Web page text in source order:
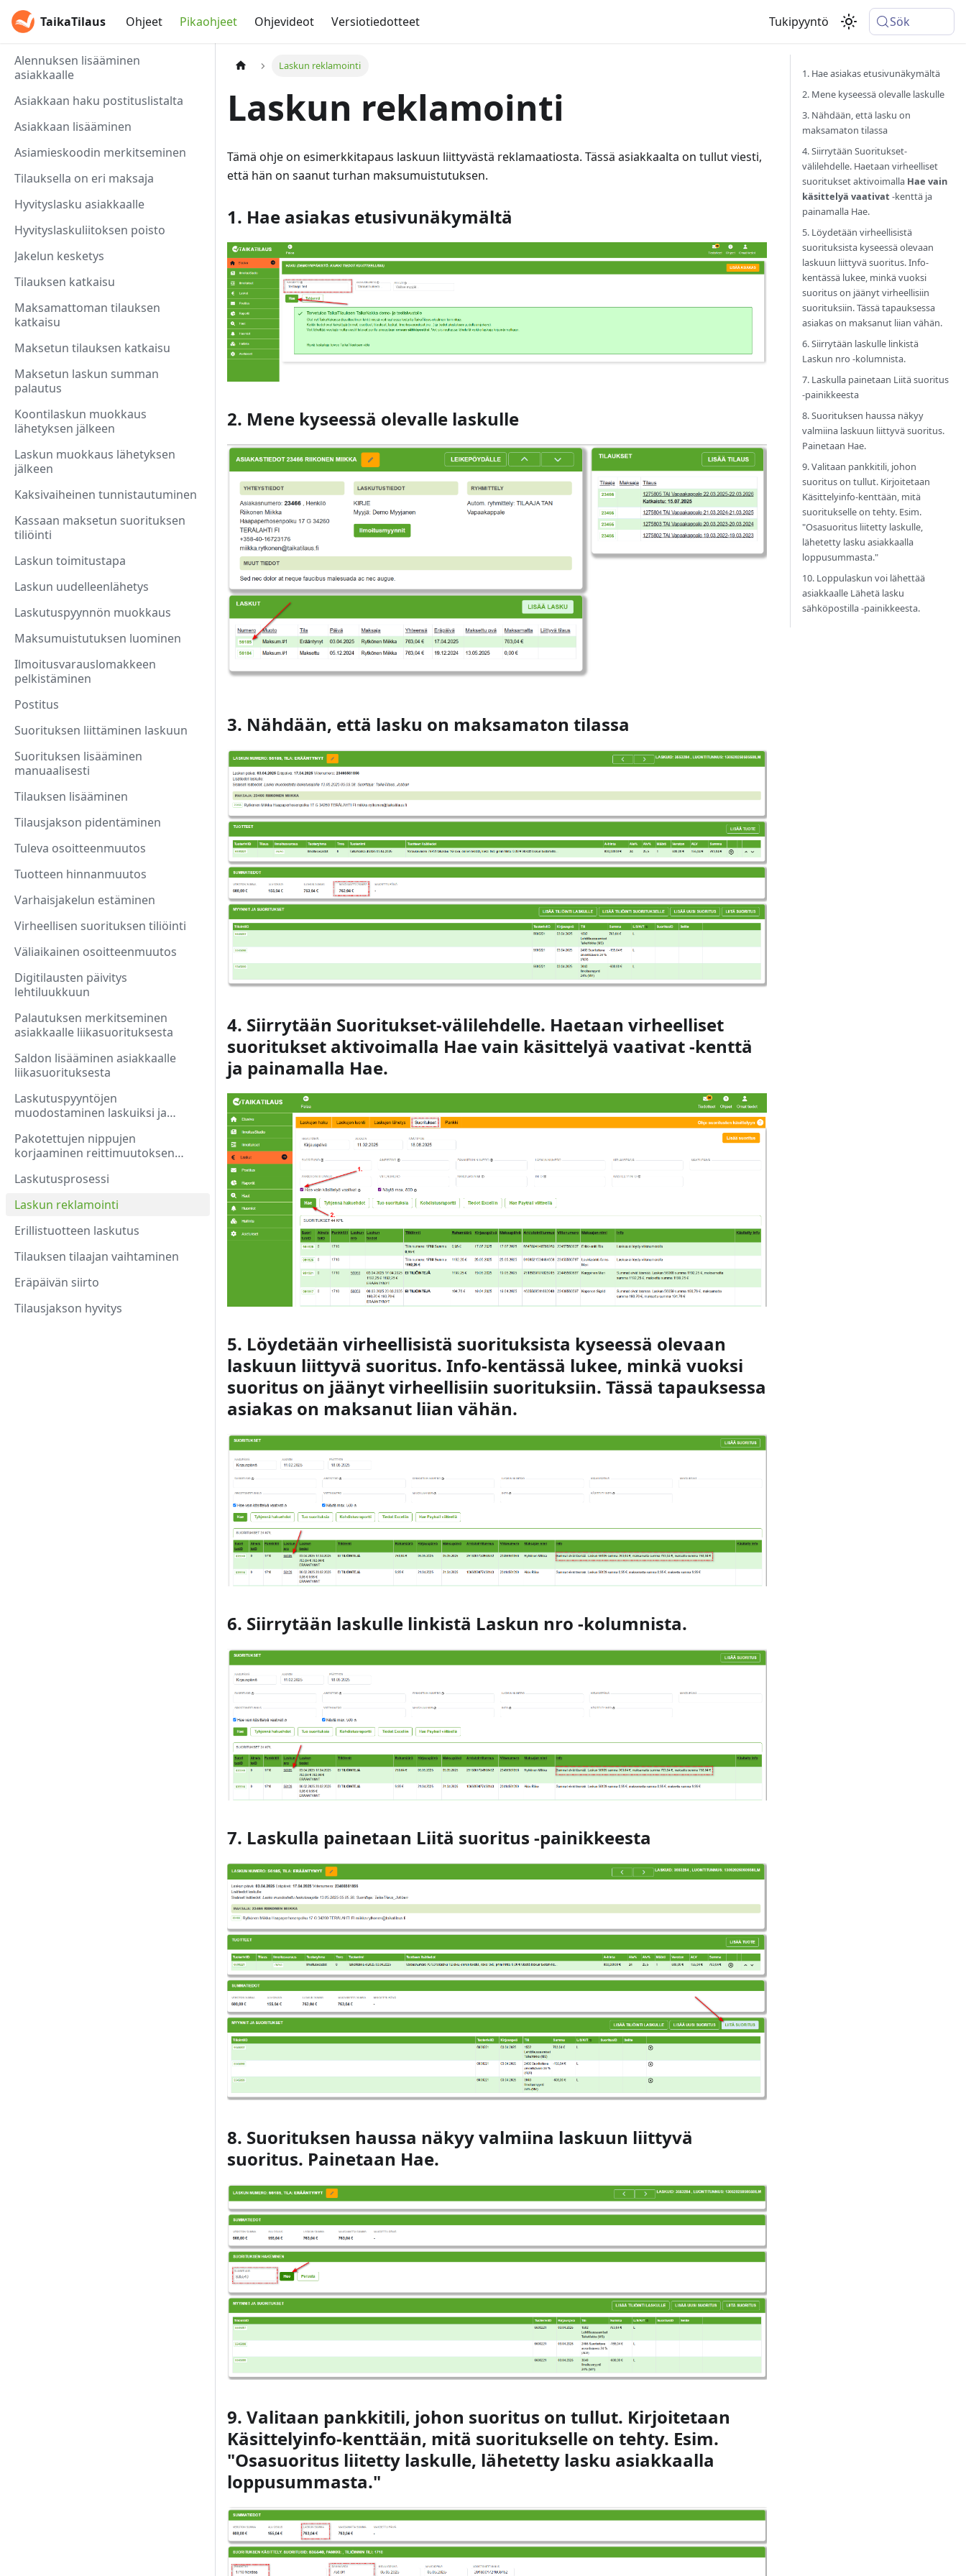
TaikaTilaus Ohjeet Pikaohjeet Ohjevideot Versiotiedotteet Tukipyyntö Sök
Alennuksen lisääminen
asiakkaalle
Asiakkaan haku postituslistalta
Asiakkaan lisääminen
Asiamieskoodin merkitseminen
Tilauksella on eri maksaja
Hyvityslasku asiakkaalle
Hyvityslaskuliitoksen poisto
Jakelun kesketys
Tilauksen katkaisu
Maksamattoman tilauksen
katkaisu
Maksetun tilauksen katkaisu
Maksetun laskun summan
palautus
Koontilaskun muokkaus
lähetyksen jälkeen
Laskun muokkaus lähetyksen
jälkeen
Kaksivaiheinen tunnistautuminen
Kassaan maksetun suorituksen
tiliöinti
Laskun toimitustapa
Laskun uudelleenlähetys
Laskutuspyynnön muokkaus
Maksumuistutuksen luominen
Ilmoitusvarauslomakkeen
pelkistäminen
Postitus
Suorituksen liittäminen laskuun
Suorituksen lisääminen
manuaalisesti
Tilauksen lisääminen
Tilausjakson pidentäminen
Tuleva osoitteenmuutos
Tuotteen hinnanmuutos
Varhaisjakelun estäminen
Virheellisen suorituksen tiliöinti
Väliaikainen osoitteenmuutos
Digitilausten päivitys
lehtiluukkuun
Palautuksen merkitseminen
asiakkaalle liikasuorituksesta
Saldon lisääminen asiakkaalle
liikasuorituksesta
Laskutuspyyntöjen
muodostaminen laskuiksi ja
Pakotettujen nippujen
korjaaminen reittimuutoksen
Laskutusprosessi
Laskun reklamointi
Erillistuotteen laskutus
Tilauksen tilaajan vaihtaminen
Eräpäivän siirto
Tilausjakson hyvitys
Laskun reklamointi
Laskun reklamointi
Tämä ohje on esimerkkitapaus laskuun liittyvästä reklamaatiosta. Tässä asiakkaalta on tullut viesti,
että hän on saanut turhan maksumuistutuksen.
1. Hae asiakas etusivunäkymältä
2. Mene kyseessä olevalle laskulle
3. Nähdään, että lasku on maksamaton tilassa
4. Siirrytään Suoritukset-välilehdelle. Haetaan virheelliset
suoritukset aktivoimalla Hae vain käsittelyä vaativat-kenttä
ja painamalla Hae.
5. Löydetään virheellisistä suorituksista kyseessä olevaan
laskuun liittyvä suoritus. Info-kentässä lukee, minkä vuoksi
suoritus on jäänyt virheellisiin suorituksiin. Tässä tapauksessa
asiakas on maksanut liian vähän.
6. Siirrytään laskulle linkistä Laskun nro -kolumnista.
7. Laskulla painetaan Liitä suoritus -painikkeesta
8. Suorituksen haussa näkyy valmiina laskuun liittyvä
suoritus. Painetaan Hae.
9. Valitaan pankkitili, johon suoritus on tullut. Kirjoitetaan
Käsittelyinfo-kenttään, mitä suoritukselle on tehty. Esim.
"Osasuoritus liitetty laskulle, lähetetty lasku asiakkaalla
loppusummasta."
1. Hae asiakas etusivunäkymältä
2. Mene kyseessä olevalle laskulle
3. Nähdään, että lasku on
maksamaton tilassa
4. Siirrytään Suoritukset-
välilehdelle. Haetaan virheelliset
suoritukset aktivoimalla Hae vain
käsittelyä vaativat -kenttä ja
painamalla Hae.
5. Löydetään virheellisistä
suorituksista kyseessä olevaan
laskuun liittyvä suoritus. Info-
kentässä lukee, minkä vuoksi
suoritus on jäänyt virheellisiin
suorituksiin. Tässä tapauksessa
asiakas on maksanut liian vähän.
6. Siirrytään laskulle linkistä
Laskun nro -kolumnista.
7. Laskulla painetaan Liitä suoritus
-painikkeesta
8. Suorituksen haussa näkyy
valmiina laskuun liittyvä suoritus.
Painetaan Hae.
9. Valitaan pankkitili, johon
suoritus on tullut. Kirjoitetaan
Käsittelyinfo-kenttään, mitä
suoritukselle on tehty. Esim.
"Osasuoritus liitetty laskulle,
lähetetty lasku asiakkaalla
loppusummasta."
10. Loppulaskun voi lähettää
asiakkaalle Lähetä lasku
sähköpostilla -painikkeesta.